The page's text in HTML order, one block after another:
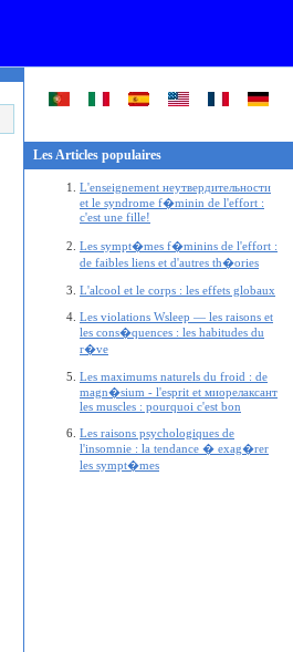
Les Articles populaires
L'enseignement неутвердительности
et le syndrome f�minin de l'effort :
c'est une fille!
Les sympt�mes f�minins de l'effort :
de faibles liens et d'autres th�ories
L'alcool et le corps : les effets globaux
Les violations Wsleep — les raisons et
les cons�quences : les habitudes du
r�ve
Les maximums naturels du froid : de
magn�sium - l'esprit et миорелаксант
les muscles : pourquoi c'est bon
Les raisons psychologiques de
l'insomnie : la tendance � exag�rer
les sympt�mes